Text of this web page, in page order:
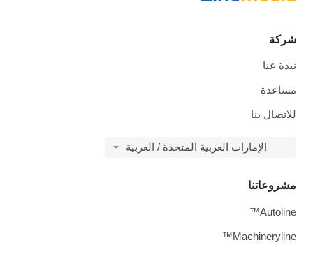
شركة
نبذة عنا
مساعدة
للاتصال بنا
الإمارات العربية المتحدة / العربية
مشروعاتنا
Autoline™
Machineryline™